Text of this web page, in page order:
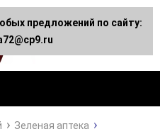
Зеленая аптека
предложений по сайту: